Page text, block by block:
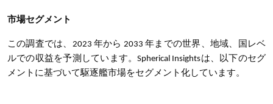
市場セグメント
この調査では、2023 年から 2033 年までの世界、地域、国レベ
ルでの収益を予測しています。Spherical Insightsは、以下のセグ
メントに基づいて駆逐艦市場をセグメント化しています。